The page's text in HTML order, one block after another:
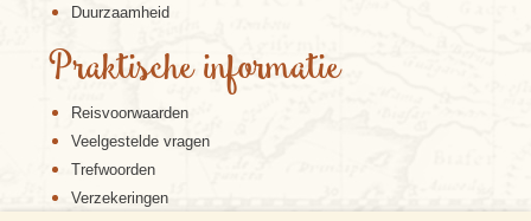
Duurzaamheid
Praktische informatie
Reisvoorwaarden
Veelgestelde vragen
Trefwoorden
Verzekeringen